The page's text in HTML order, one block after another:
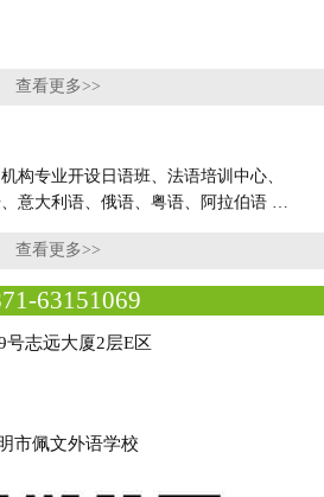
查看更多>>
专业开设日语班、法语培训中心、
意大利语、俄语、粤语、阿拉伯语 …
查看更多>>
63151069
志远大厦2层E区
市佩文外语学校